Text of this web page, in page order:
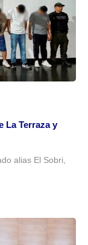
La Terraza y
alias El Sobri,